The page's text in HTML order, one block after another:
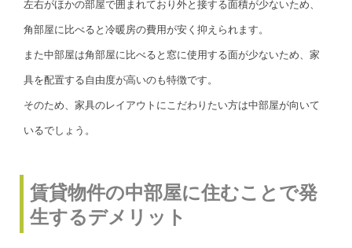
左右がほかの部屋で囲まれており外と接する面積が少ないため、
角部屋に比べると冷暖房の費用が安く抑えられます。
また中部屋は角部屋に比べると窓に使用する面が少ないため、家
具を配置する自由度が高いのも特徴です。
そのため、家具のレイアウトにこだわりたい方は中部屋が向いて
いるでしょう。
賃貸物件の中部屋に住むことで発
生するデメリット